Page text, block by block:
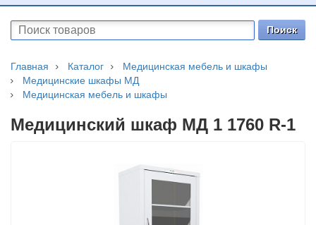
Главная Каталог
Медицинская мебель и шкафы
Медицинские шкафы МД
Медицинская мебель и шкафы
Медицинский шкаф МД 1 1760 R-1